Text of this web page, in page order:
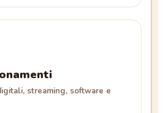
streaming, software e